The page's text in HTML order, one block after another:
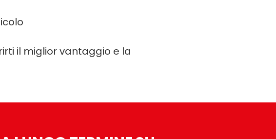
il miglior vantaggio e la